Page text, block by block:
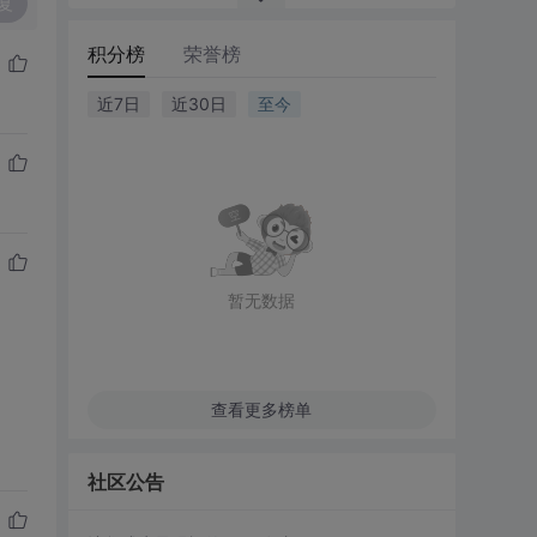
积分榜 荣誉榜
近7日 近30日 至今
暂无数据
查看更多榜单
社区公告